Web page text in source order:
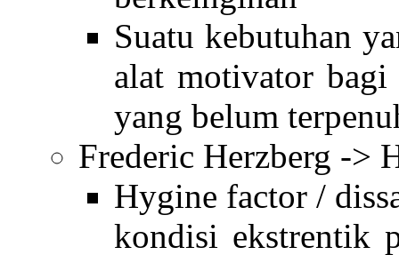
Suatu kebutuhan
alat motivator bagi
yang belum
Frederic Herzberg ->
Hygine factor /
kondisi ekstrentik